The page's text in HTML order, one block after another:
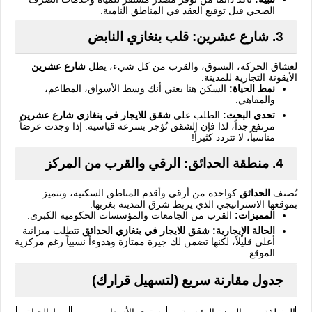
الصحي قبل توقيع العقد في المناطق النامية.
3. شارع عشرين: قلب بنغازي النابض
لعشاق الحركة، التسوق، والقرب من كل شيء، يظل شارع عشرين
الأيقونة التجارية للمدينة.
نمط الحياة: السكن هنا يعني أنك وسط الأسواق، المطاعم،
والمقاهي.
تحدي البحث: الطلب على شقق للايجار في بنغازي شارع عشرين
مرتفع جداً، لذا فإن الشقق تُؤجر بسرعة قياسية. إذا وجدت عرضاً
مناسباً، لا تتردد كثيراً!
4. منطقة الحدائق: الرقي والقرب من المركز
تُصنف الحدائق كواحدة من أرقى وأقدم المناطق السكنية، وتتميز
بموقعها الاستراتيجي الذي يربط شرق المدينة بغربها.
المميزات: القرب من الجامعات والمؤسسات الحكومية الكبرى.
الحالة الإيجارية: شقق للايجار في بنغازي الحدائق تتطلب ميزانية
أعلى قليلاً، لكنها تضمن لك جيرة ممتازة وهدوءاً نسبياً رغم مركزية
الموقع.
جدول مقارنة سريع (لتسهيل قرارك)